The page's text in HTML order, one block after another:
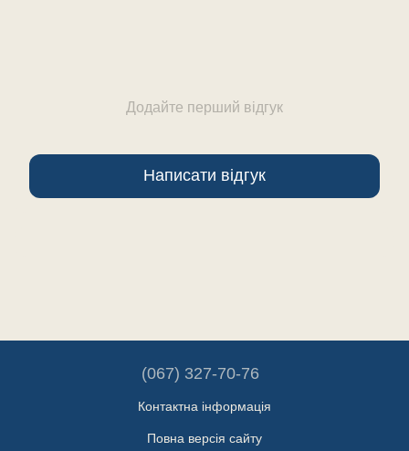
Додайте перший відгук
Написати відгук
(067) 327-70-76
Контактна інформація
Повна версія сайту